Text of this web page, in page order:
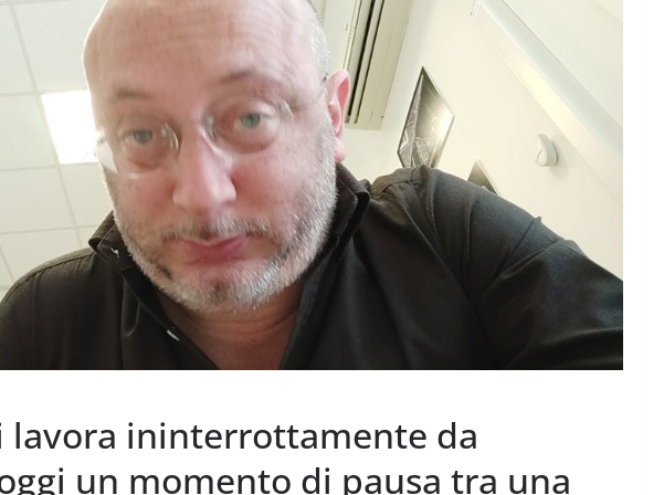
lavora ininterrottamente da
un momento di pausa tra una
50 DI 50
2021 Felice Balsamo
Rilassarsi e Concentrarsi
19 Maggio 2024 Felice Balsamo